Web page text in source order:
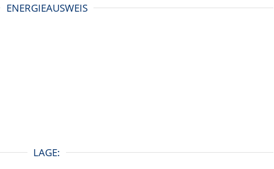
ENERGIEAUSWEIS
LAGE: